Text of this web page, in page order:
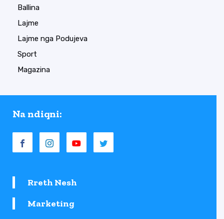
Ballina
Lajme
Lajme nga Podujeva
Sport
Magazina
Na ndiqni:
Rreth Nesh
Marketing